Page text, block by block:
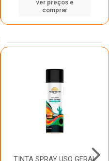
ver preços e
comprar
TINTA SPRAY USO GERAL